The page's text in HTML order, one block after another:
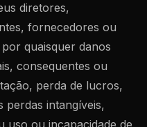
diretores,
fornecedores ou
quaisquer danos
consequentes ou
perda de lucros,
perdas intangíveis,
uso ou incapacidade de